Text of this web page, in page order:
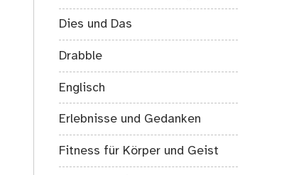
Dies und Das
Drabble
Englisch
Erlebnisse und Gedanken
Fitness für Körper und Geist